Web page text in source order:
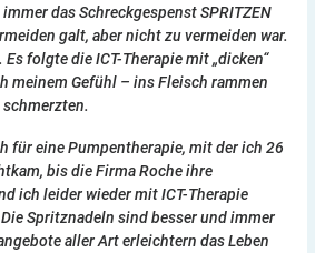
das Schreckgespenst SPRITZEN
galt, aber nicht zu vermeiden war.
folgte die ICT-Therapie mit „dicken“
meinem Gefühl – ins Fleisch rammen
für eine Pumpentherapie, mit der ich 26
bis die Firma Roche ihre
ich leider wieder mit ICT-Therapie
Spritznadeln sind besser und immer
aller Art erleichtern das Leben